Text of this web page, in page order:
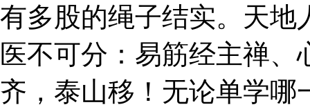
有多股的绳子结实。天地
医不可分：易筋经主禅
齐，泰山移！无论单学哪